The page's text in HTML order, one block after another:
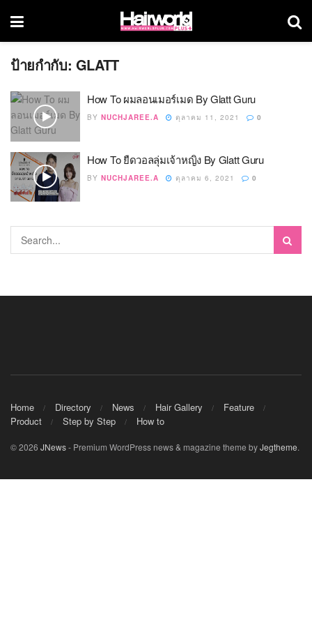
ป้ายกำกับ: GLATT
How To ผมลอนเมอร์เมด By Glatt Guru
BY NUCHJAREE.A ตุลาคม 11, 2021 0
How To ยืดวอลลุ่มเจ้าหญิง By Glatt Guru
BY NUCHJAREE.A ตุลาคม 6, 2021 0
Home Directory News Hair Gallery
Feature
Product
Step by Step How to
© 2026 JNews- Premium WordPress news & magazine theme byJegtheme.